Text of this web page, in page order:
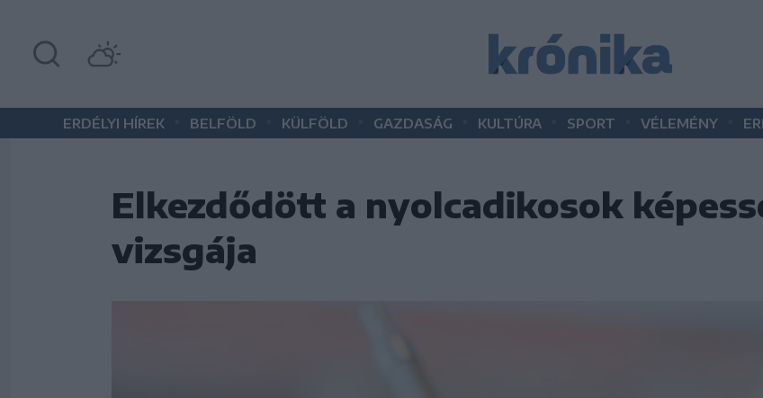
ERDÉLYI HÍREK BELFÖLD KÜLFÖLD GAZDASÁG KULTÚRA SPORT VÉLEMÉNY
Elkezdődött a nyolcadikosok
vizsgája